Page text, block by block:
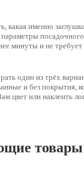
какая именно
параметры
минуты и не
один из трёх
и без покрытия,
цвет или наклеить
товары